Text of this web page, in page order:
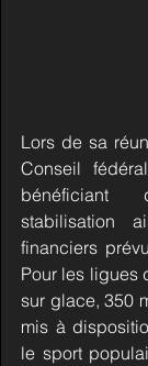
Lors de sa
Conseil
stabilisation
financiers
Pour les ligues
sur glace, 350
mis à
le sport